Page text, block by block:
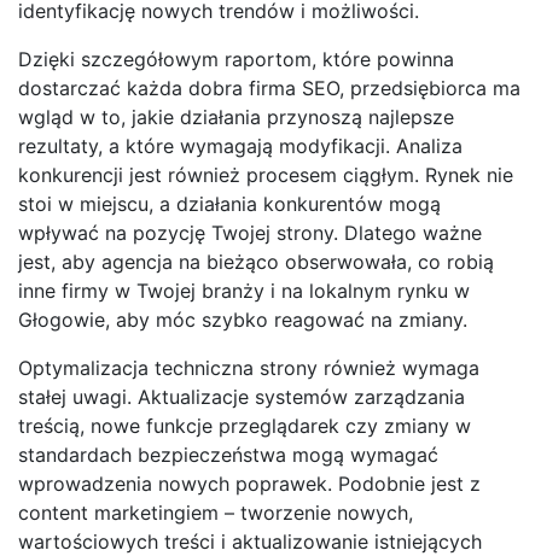
identyfikację nowych trendów i możliwości.
Dzięki szczegółowym raportom, które powinna
dostarczać każda dobra firma SEO, przedsiębiorca ma
wgląd w to, jakie działania przynoszą najlepsze
rezultaty, a które wymagają modyfikacji. Analiza
konkurencji jest również procesem ciągłym. Rynek nie
stoi w miejscu, a działania konkurentów mogą
wpływać na pozycję Twojej strony. Dlatego ważne
jest, aby agencja na bieżąco obserwowała, co robią
inne firmy w Twojej branży i na lokalnym rynku w
Głogowie, aby móc szybko reagować na zmiany.
Optymalizacja techniczna strony również wymaga
stałej uwagi. Aktualizacje systemów zarządzania
treścią, nowe funkcje przeglądarek czy zmiany w
standardach bezpieczeństwa mogą wymagać
wprowadzenia nowych poprawek. Podobnie jest z
content marketingiem – tworzenie nowych,
wartościowych treści i aktualizowanie istniejących